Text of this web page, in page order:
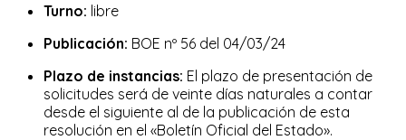
Turno: libre
Publicación: BOE nº 56 del 04/03/24
Plazo de instancias: El plazo de presentación de
solicitudes será de veinte días naturales a contar
desde el siguiente al de la publicación de esta
resolución en el «Boletín Oficial del Estado».